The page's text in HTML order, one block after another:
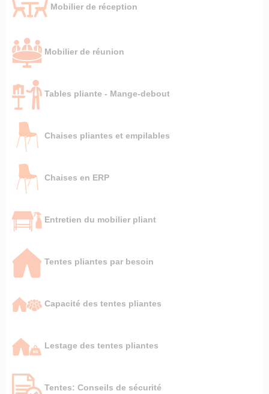
Mobilier de réception
Mobilier de réunion
Tables pliante - Mange-debout
Chaises pliantes et empilables
Chaises en ERP
Entretien du mobilier pliant
Tentes pliantes par besoin
Capacité des tentes pliantes
Lestage des tentes pliantes
Tentes: Conseils de sécurité